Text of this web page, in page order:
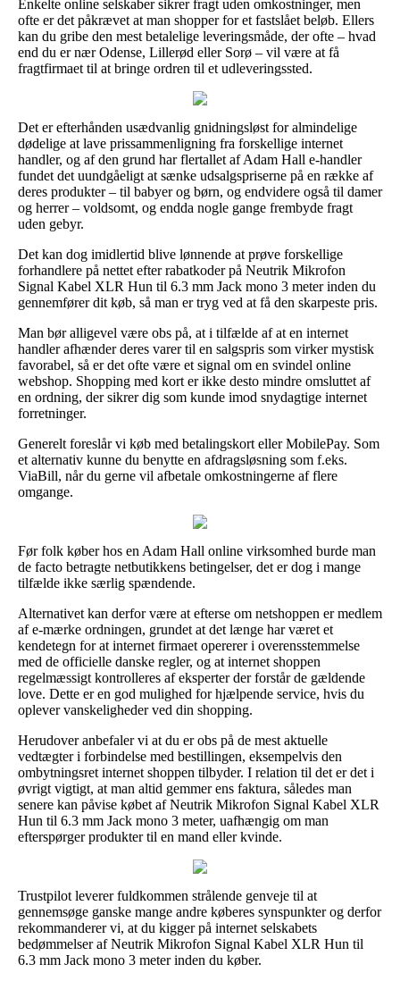
Enkelte online selskaber sikrer fragt uden omkostninger, men
ofte er det påkrævet at man shopper for et fastslået beløb. Ellers
kan du gribe den mest betalelige leveringsmåde, der ofte – hvad
end du er nær Odense, Lillerød eller Sorø – vil være at få
fragtfirmaet til at bringe ordren til et udleveringssted.
Det er efterhånden usædvanlig gnidningsløst for almindelige
dødelige at lave prissammenligning fra forskellige internet
handler, og af den grund har flertallet af Adam Hall e-handler
fundet det uundgåeligt at sænke udsalgspriserne på en række af
deres produkter – til babyer og børn, og endvidere også til damer
og herrer – voldsomt, og endda nogle gange frembyde fragt
uden gebyr.
Det kan dog imidlertid blive lønnende at prøve forskellige
forhandlere på nettet efter rabatkoder på Neutrik Mikrofon
Signal Kabel XLR Hun til 6.3 mm Jack mono 3 meter inden du
gennemfører dit køb, så man er tryg ved at få den skarpeste pris.
Man bør alligevel være obs på, at i tilfælde af at en internet
handler afhænder deres varer til en salgspris som virker mystisk
favorabel, så er det ofte være et signal om en svindel online
webshop. Shopping med kort er ikke desto mindre omsluttet af
en ordning, der sikrer dig som kunde imod snydagtige internet
forretninger.
Generelt foreslår vi køb med betalingskort eller MobilePay. Som
et alternativ kunne du benytte en afdragsløsning som f.eks.
ViaBill, når du gerne vil afbetale omkostningerne af flere
omgange.
Før folk køber hos en Adam Hall online virksomhed burde man
de facto betragte netbutikkens betingelser, det er dog i mange
tilfælde ikke særlig spændende.
Alternativet kan derfor være at efterse om netshoppen er medlem
af e-mærke ordningen, grundet at det længe har været et
kendetegn for at internet firmaet opererer i overensstemmelse
med de officielle danske regler, og at internet shoppen
regelmæssigt kontrolleres af eksperter der forstår de gældende
love. Dette er en god mulighed for hjælpende service, hvis du
oplever vanskeligheder ved din shopping.
Herudover anbefaler vi at du er obs på de mest aktuelle
vedtægter i forbindelse med bestillingen, eksempelvis den
ombytningsret internet shoppen tilbyder. I relation til det er det i
øvrigt vigtigt, at man altid gemmer ens faktura, således man
senere kan påvise købet af Neutrik Mikrofon Signal Kabel XLR
Hun til 6.3 mm Jack mono 3 meter, uafhængig om man
efterspørger produkter til en mand eller kvinde.
Trustpilot leverer fuldkommen strålende genveje til at
gennemsøge ganske mange andre køberes synspunkter og derfor
rekommanderer vi, at du kigger på internet selskabets
bedømmelser af Neutrik Mikrofon Signal Kabel XLR Hun til
6.3 mm Jack mono 3 meter inden du køber.